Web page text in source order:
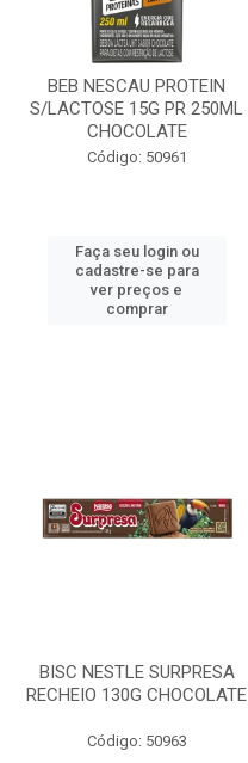
BEB NESCAU PROTEIN
S/LACTOSE 15G PR 250ML
CHOCOLATE
Código: 50961
Faça seu login ou
cadastre-se para
ver preços e
comprar
BISC NESTLE SURPRESA
RECHEIO 130G CHOCOLATE
Código: 50963